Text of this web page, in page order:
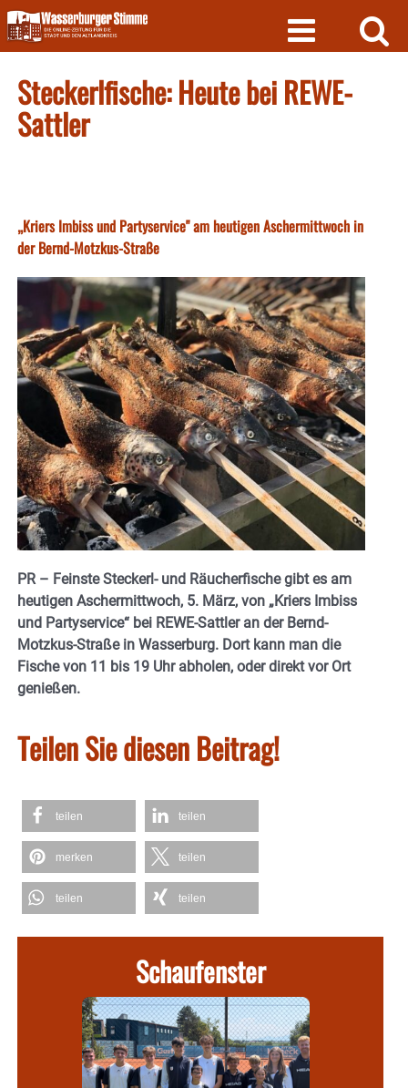
Skip
to
content
Steckerlfische: Heute bei REWE-
Sattler
„Kriers Imbiss und Partyservice" am heutigen Aschermittwoch in
der Bernd-Motzkus-Straße
PR – Feinste Steckerl- und Räucherfische gibt es am
heutigen Aschermittwoch, 5. März, von „Kriers Imbiss
und Partyservice“ bei REWE-Sattler an der Bernd-
Motzkus-Straße in Wasserburg. Dort kann man die
Fische von 11 bis 19 Uhr abholen, oder direkt vor Ort
genießen.
Teilen Sie diesen Beitrag!
teilen teilen
merken teilen
teilen teilen
Schaufenster